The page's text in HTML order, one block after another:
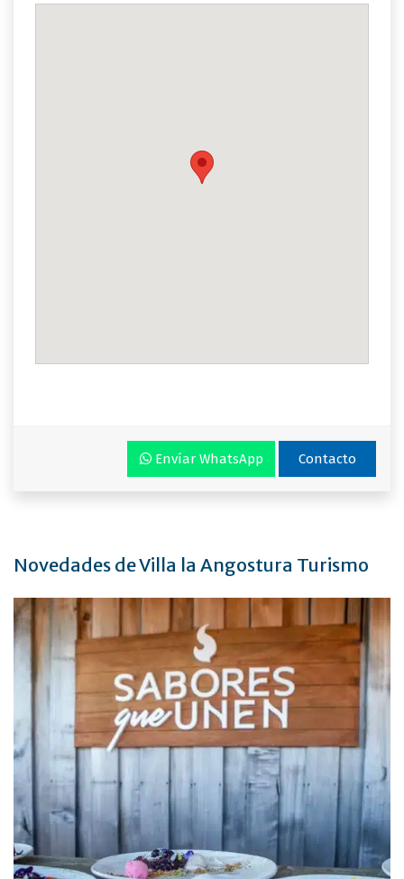
Envíar WhatsApp Contacto
Novedades de Villa la Angostura Turismo